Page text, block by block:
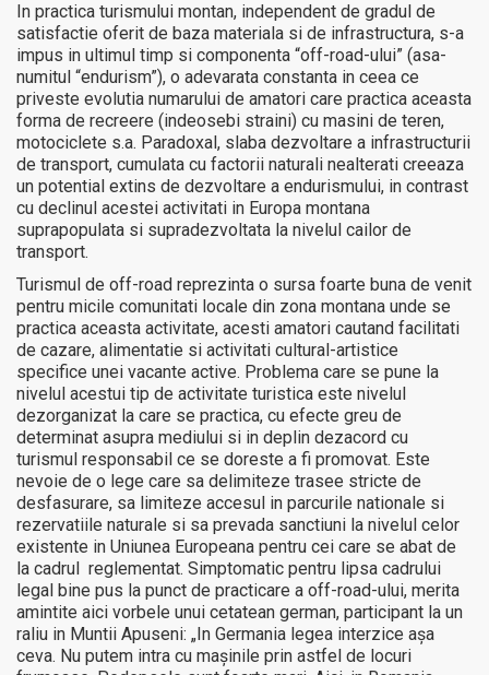
In practica turismului montan, independent de gradul de
satisfactie oferit de baza materiala si de infrastructura, s-a
impus in ultimul timp si componenta “off-road-ului” (asa-
numitul “endurism”), o adevarata constanta in ceea ce
priveste evolutia numarului de amatori care practica aceasta
forma de recreere (indeosebi straini) cu masini de teren,
motociclete s.a. Paradoxal, slaba dezvoltare a infrastructurii
de transport, cumulata cu factorii naturali nealterati creeaza
un potential extins de dezvoltare a endurismului, in contrast
cu declinul acestei activitati in Europa montana
suprapopulata si supradezvoltata la nivelul cailor de
transport.
Turismul de off-road reprezinta o sursa foarte buna de venit
pentru micile comunitati locale din zona montana unde se
practica aceasta activitate, acesti amatori cautand facilitati
de cazare, alimentatie si activitati cultural-artistice
specifice unei vacante active. Problema care se pune la
nivelul acestui tip de activitate turistica este nivelul
dezorganizat la care se practica, cu efecte greu de
determinat asupra mediului si in deplin dezacord cu
turismul responsabil ce se doreste a fi promovat. Este
nevoie de o lege care sa delimiteze trasee stricte de
desfasurare, sa limiteze accesul in parcurile nationale si
rezervatiile naturale si sa prevada sanctiuni la nivelul celor
existente in Uniunea Europeana pentru cei care se abat de
la cadrul reglementat. Simptomatic pentru lipsa cadrului
legal bine pus la punct de practicare a off-road-ului, merita
amintite aici vorbele unui cetatean german, participant la un
raliu in Muntii Apuseni: „In Germania legea interzice aşa
ceva. Nu putem intra cu maşinile prin astfel de locuri